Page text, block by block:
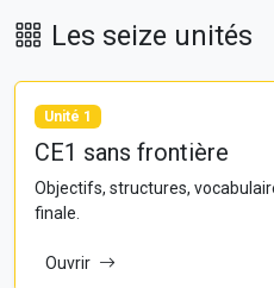
Les seize unités
Unité 1
CE1 sans frontière
Objectifs, structures,
finale.
Ouvrir